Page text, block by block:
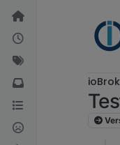
Weiter zum Inhalt